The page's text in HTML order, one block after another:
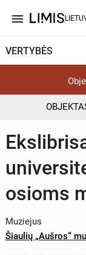
menu
VERTYBĖS
osioms
Muziejus
Šiaulių „Aušros“